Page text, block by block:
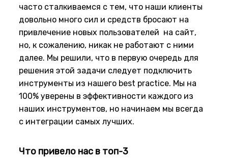
часто сталкиваемся с тем, что наши клиенты
довольно много сил и средств бросают на
привлечение новых пользователей на сайт,
но, к сожалению, никак не работают с ними
далее. Мы решили, что в первую очередь для
решения этой задачи следует подключить
инструменты из нашего best practice. Мы на
100% уверены в эффективности каждого из
наших инструментов, но начинаем мы всегда
с интеграции самых лучших.
Что привело нас в топ-3